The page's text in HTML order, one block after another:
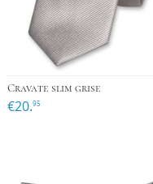
Cravate slim grise
€20.95